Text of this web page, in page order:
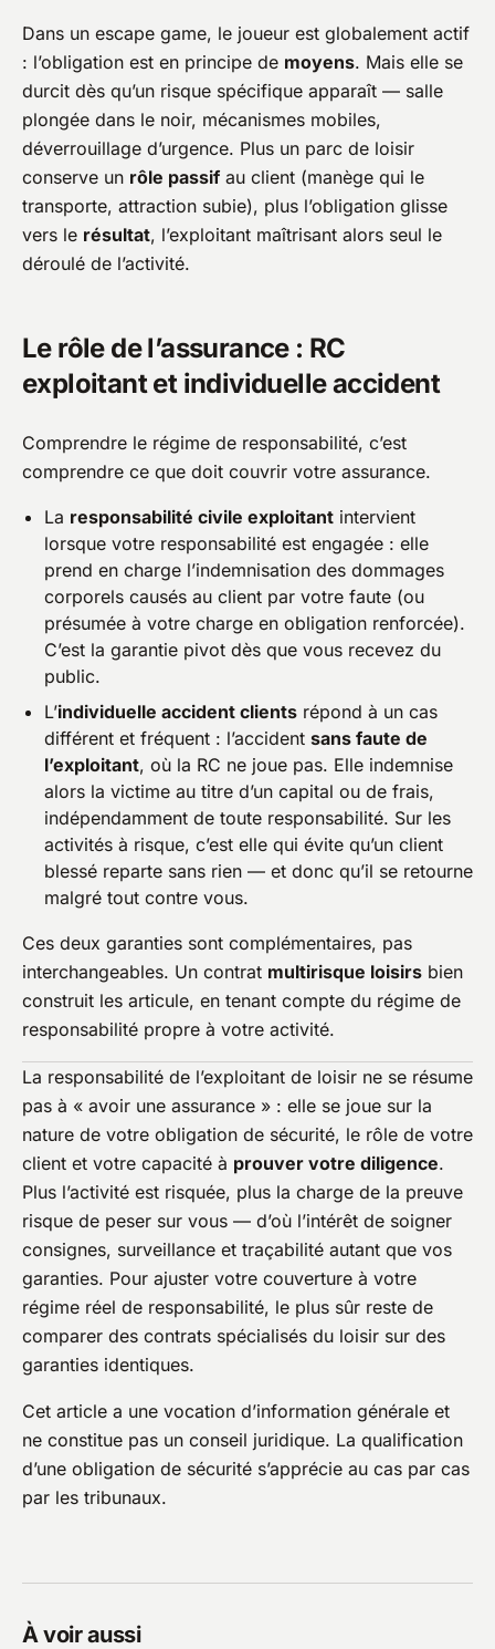
Dans un escape game, le joueur est globalement actif
: l’obligation est en principe de moyens. Mais elle se
durcit dès qu’un risque spécifique apparaît — salle
plongée dans le noir, mécanismes mobiles,
déverrouillage d’urgence. Plus un parc de loisir
conserve un rôle passif au client (manège qui le
transporte, attraction subie), plus l’obligation glisse
vers le résultat, l’exploitant maîtrisant alors seul le
déroulé de l’activité.
Le rôle de l’assurance : RC
exploitant et individuelle accident
Comprendre le régime de responsabilité, c’est
comprendre ce que doit couvrir votre assurance.
La responsabilité civile exploitant intervient
lorsque votre responsabilité est engagée : elle
prend en charge l’indemnisation des dommages
corporels causés au client par votre faute (ou
présumée à votre charge en obligation renforcée).
C’est la garantie pivot dès que vous recevez du
public.
L’individuelle accident clients répond à un cas
différent et fréquent : l’accident sans faute de
l’exploitant, où la RC ne joue pas. Elle indemnise
alors la victime au titre d’un capital ou de frais,
indépendamment de toute responsabilité. Sur les
activités à risque, c’est elle qui évite qu’un client
blessé reparte sans rien — et donc qu’il se retourne
malgré tout contre vous.
Ces deux garanties sont complémentaires, pas
interchangeables. Un contrat multirisque loisirs bien
construit les articule, en tenant compte du régime de
responsabilité propre à votre activité.
La responsabilité de l’exploitant de loisir ne se résume
pas à « avoir une assurance » : elle se joue sur la
nature de votre obligation de sécurité, le rôle de votre
client et votre capacité à prouver votre diligence.
Plus l’activité est risquée, plus la charge de la preuve
risque de peser sur vous — d’où l’intérêt de soigner
consignes, surveillance et traçabilité autant que vos
garanties. Pour ajuster votre couverture à votre
régime réel de responsabilité, le plus sûr reste de
comparer des contrats spécialisés du loisir sur des
garanties identiques.
Cet article a une vocation d’information générale et
ne constitue pas un conseil juridique. La qualification
d’une obligation de sécurité s’apprécie au cas par cas
par les tribunaux.
À voir aussi